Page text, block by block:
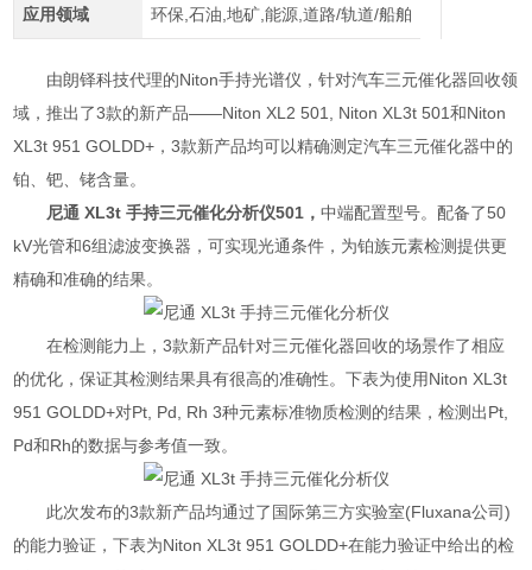
应用领域 环保,石油,地矿,能源,道路/轨道/船舶
由朗铎科技代理的Niton手持光谱仪，针对汽车三元催化器回收领
域，推出了3款的新产品——Niton XL2 501, Niton XL3t 501和Niton
XL3t 951 GOLDD+，3款新产品均可以精确测定汽车三元催化器中的
铂、钯、铑含量。
尼通 XL3t 手持三元催化分析仪501，中端配置型号。配备了50
kV光管和6组滤波变换器，可实现光通条件，为铂族元素检测提供更
精确和准确的结果。
在检测能力上，3款新产品针对三元催化器回收的场景作了相应
的优化，保证其检测结果具有很高的准确性。下表为使用Niton XL3t
951 GOLDD+对Pt, Pd, Rh 3种元素标准物质检测的结果，检测出Pt,
Pd和Rh的数据与参考值一致。
此次发布的3款新产品均通过了国际第三方实验室(Fluxana公司)
的能力验证，下表为Niton XL3t 951 GOLDD+在能力验证中给出的检